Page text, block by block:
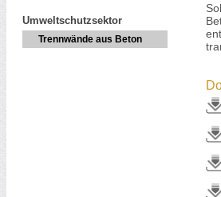
Umweltschutzsektor
Trennwände aus Beton